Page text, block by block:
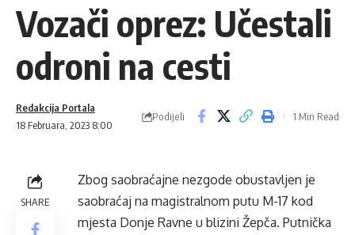
Vozači oprez: Učestali
odroni na cesti
18 Februara, 2023 8:00
Redakcija Portala
Podijeli 1 Min Read
SHARE
Zbog saobraćajne nezgode obustavljen je
saobraćaj na magistralnom putu M-17 kod
mjesta Donje Ravne u blizini Žepča. Putnička